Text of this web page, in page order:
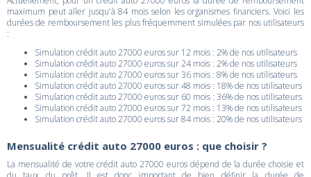
maximum peut aller jusqu'à 84 mois selon les organismes financiers. Voici les
durées de remboursement les plus fréquemment simulées par nos utilisateurs
:
Simulation crédit auto 27000 euros sur 12 mois : 2% de nos utilisateurs
Simulation crédit auto 27000 euros sur 24 mois : 2% de nos utilisateurs
Simulation crédit auto 27000 euros sur 36 mois : 8% de nos utilisateurs
Simulation crédit auto 27000 euros sur 48 mois : 18% de nos utilisateurs
Simulation crédit auto 27000 euros sur 60 mois : 36% de nos utilisateurs
Simulation crédit auto 27000 euros sur 72 mois : 13% de nos utilisateurs
Simulation crédit auto 27000 euros sur 84 mois : 20% de nos utilisateurs
Mensualité crédit auto 27000 euros : que choisir ?
La mensualité de votre crédit auto 27000 euros dépend de la durée choisie et